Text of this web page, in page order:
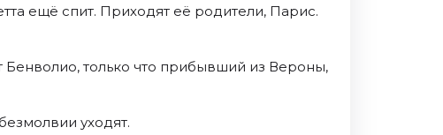
ещё спит. Приходят её родители, Парис.
Бенволио, только что прибывший из Вероны,
уходят.